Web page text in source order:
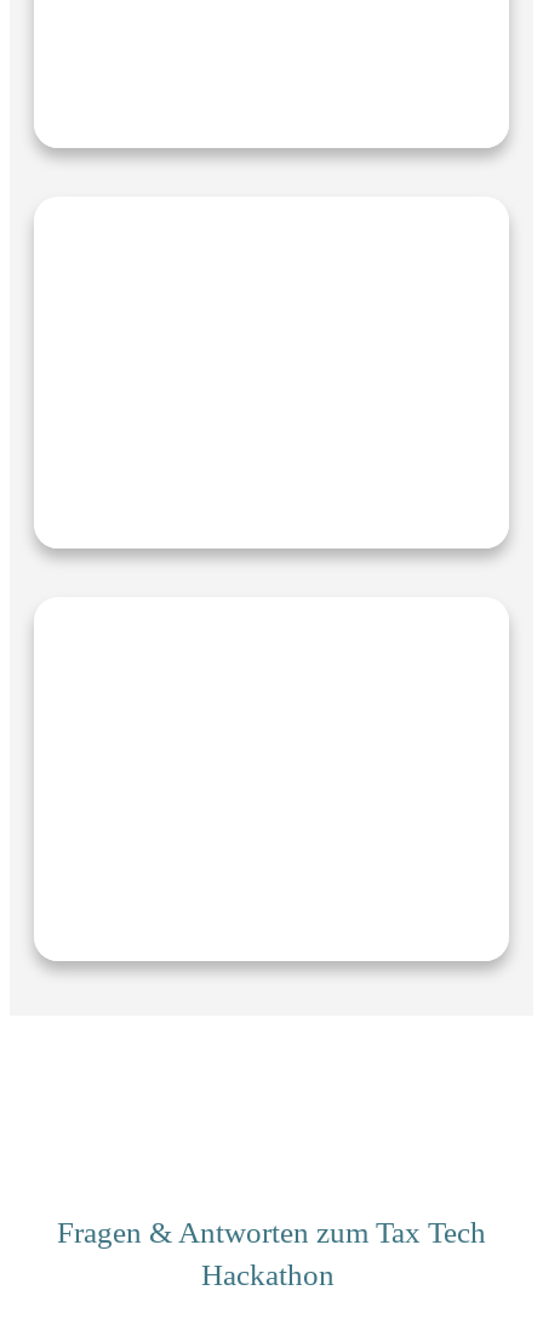
Fragen & Antworten zum Tax Tech
Hackathon